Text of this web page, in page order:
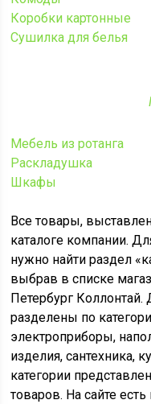
Коробки картонные
Сушилка для белья
Мебель из ротанга
Раскладушка
Шкафы
Все товары,
каталоге компании.
нужно найти раздел
выбрав в списке
Петербург
разделены по
электроприборы,
изделия, сантехника,
категории
товаров. На сайте